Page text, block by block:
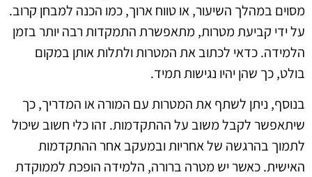
מסוים במהלך השיעור, או טווח ארוך, כמו הכנה למבחן קרוב.
על ידי קביעת מטרות, מתאפשרת התמקדות רבה יותר בזמן
הלמידה. כדאי לכתוב את המטרות ולתלות אותן במקום
בולט, כך שהן יהיו נגישות תמיד.
בנוסף, ניתן לשתף את המטרות עם המורה או המדריך, כך
שיתאפשר לקבל משוב על ההתקדמות. זהו כלי חשוב שיכול
לתמוך בהרגשה של אחריות ובמעקב אחר ההתקדמות
האישית. כאשר יש מטרה ברורה, הלמידה הופכת לממוקדת